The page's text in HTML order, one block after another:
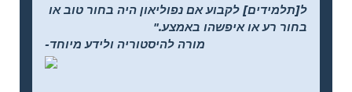
ל[תלמידים] לקבוע אם נפוליאון היה בחור טוב או
בחור רע או איפשהו באמצע."
-מורה להיסטוריה ולידע מיוחד